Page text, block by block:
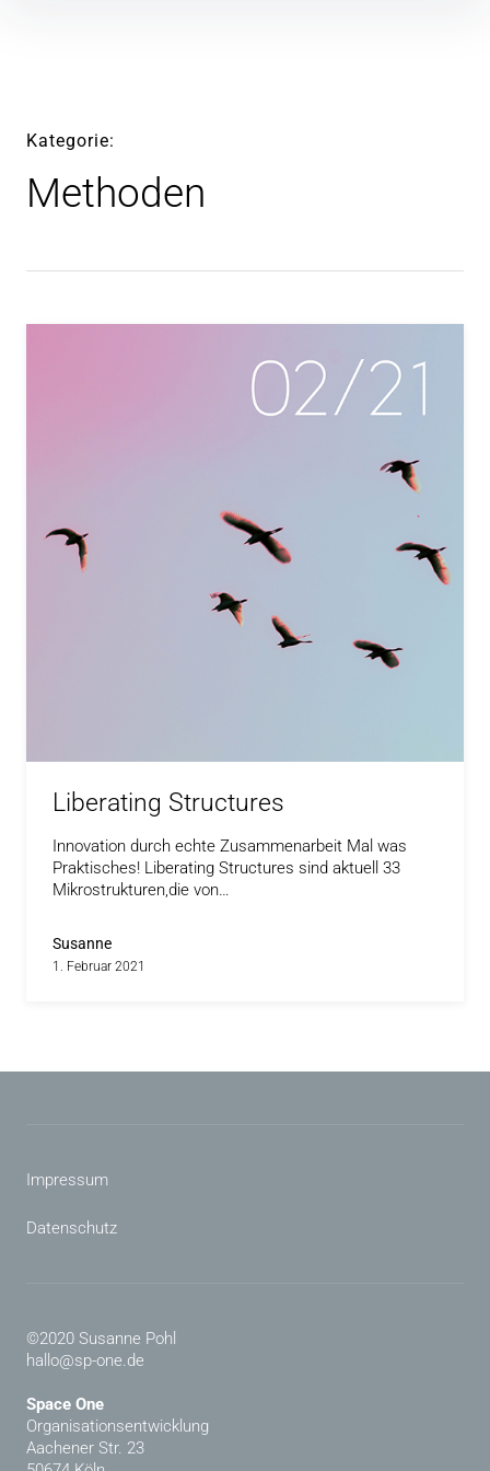
Kategorie
Methoden
Liberating Structures
Innovation durch echte Zusammenarbeit Mal was
Praktisches! Liberating Structures sind aktuell 33
Mikrostrukturen,die von…
Susanne
1. Februar 2021
Impressum
Datenschutz
©2020 Susanne Pohl
hallo@sp-one.de
Space One
Organisationsentwicklung
Aachener Str. 23